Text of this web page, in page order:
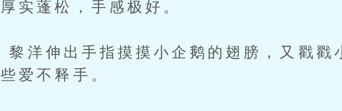
实蓬松，手感极好。
洋伸出手指摸摸小企鹅的翅膀，又戳戳
爱不释手。